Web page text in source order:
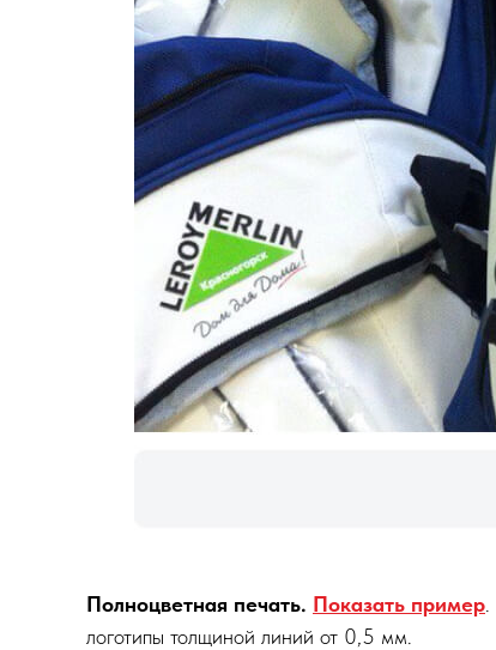
Полноцветная печать. Показать пример
логотипы толщиной линий от 0,5 мм.